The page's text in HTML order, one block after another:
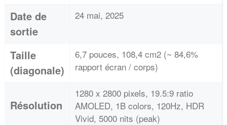
Date de
sortie
24 mai, 2025
Taille
(diagonale)
6,7 pouces, 108,4 cm2 (~ 84,6%
rapport écran / corps)
Résolution
1280 x 2800 pixels, 19.5:9 ratio
AMOLED, 1B colors, 120Hz, HDR
Vivid, 5000 nits (peak)